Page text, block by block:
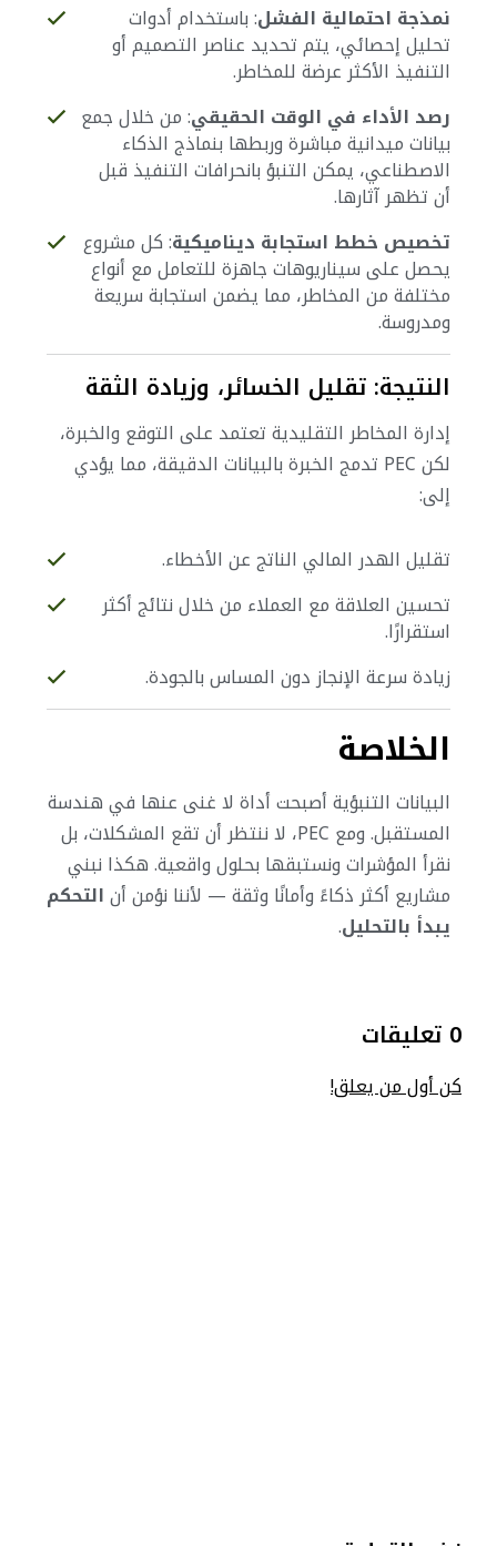
نمذجة احتمالية الفشل: باستخدام أدوات
تحليل إحصائي، يتم تحديد عناصر التصميم أو
التنفيذ الأكثر عرضة للمخاطر.
رصد الأداء في الوقت الحقيقي: من خلال جمع
بيانات ميدانية مباشرة وربطها بنماذج الذكاء
الاصطناعي، يمكن التنبؤ بانحرافات التنفيذ قبل
أن تظهر آثارها.
تخصيص خطط استجابة ديناميكية: كل مشروع
يحصل على سيناريوهات جاهزة للتعامل مع أنواع
مختلفة من المخاطر، مما يضمن استجابة سريعة
ومدروسة.
النتيجة: تقليل الخسائر، وزيادة الثقة
إدارة المخاطر التقليدية تعتمد على التوقع والخبرة،
لكن PEC تدمج الخبرة بالبيانات الدقيقة، مما يؤدي
إلى:
تقليل الهدر المالي الناتج عن الأخطاء.
تحسين العلاقة مع العملاء من خلال نتائج أكثر
استقرارًا.
زيادة سرعة الإنجاز دون المساس بالجودة.
الخلاصة
البيانات التنبؤية أصبحت أداة لا غنى عنها في هندسة
المستقبل. ومع PEC، لا ننتظر أن تقع المشكلات، بل
نقرأ المؤشرات ونستبقها بحلول واقعية.هكذا نبني
مشاريع أكثر ذكاءً وأمانًا وثقة — لأننا نؤمن أنالتحكم
يبدأ بالتحليل.
0 تعليقات
كن أول من يعلق!